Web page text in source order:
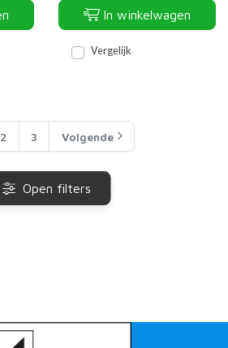
In winkelwagen
Vergelijk
2 3 Volgende
Open filters